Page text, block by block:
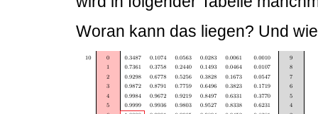
Woran kann das liegen? Und